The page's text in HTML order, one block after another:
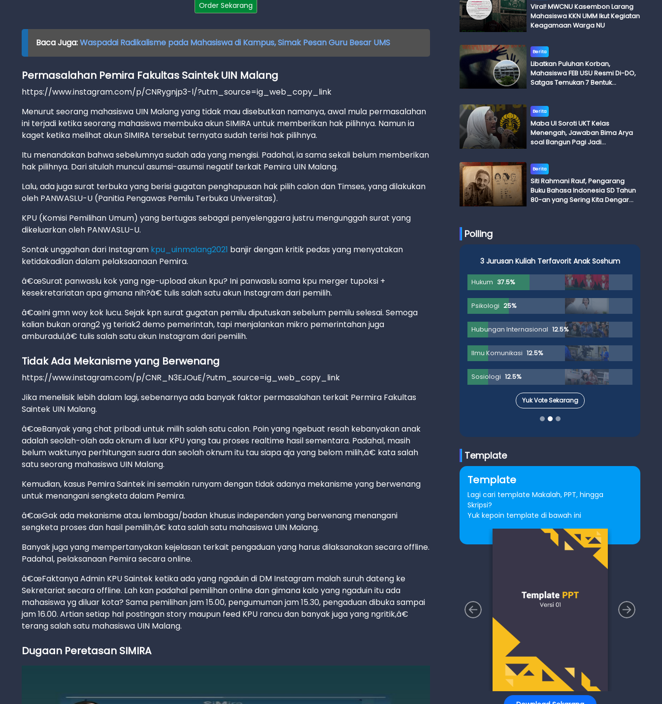
Order Sekarang
Baca Juga:Waspadai Radikalisme pada Mahasiswa di Kampus, Simak Pesan Guru Besar UMS
Permasalahan Pemira Fakultas Saintek UIN Malang
https://www.instagram.com/p/CNRygnjp3-l/?utm_source=ig_web_copy_link
Menurut seorang mahasiswa UIN Malang yang tidak mau disebutkan namanya, awal mula permasalahan
ini terjadi ketika seorang mahasiswa membuka akun SIMIRA untuk memberikan hak pilihnya. Namun ia
kaget ketika melihat akun SIMIRA tersebut ternyata sudah terisi hak pilihnya.
Itu menandakan bahwa sebelumnya sudah ada yang mengisi. Padahal, ia sama sekali belum memberikan
hak pilihnya. Dari situlah muncul asumsi-asumsi negatif terkait Pemira UIN Malang.
Lalu, ada juga surat terbuka yang berisi gugatan penghapusan hak pilih calon dan Timses, yang dilakukan
oleh PANWASLU-U (Panitia Pengawas Pemilu Terbuka Universitas).
KPU (Komisi Pemilihan Umum) yang bertugas sebagai penyelenggara justru mengunggah surat yang
dikeluarkan oleh PANWASLU-U.
Sontak unggahan dari Instagram kpu_uinmalang2021 banjir dengan kritik pedas yang menyatakan
ketidakadilan dalam pelaksaanaan Pemira.
â€œSurat panwaslu kok yang nge-upload akun kpu? Ini panwaslu sama kpu merger tupoksi +
kesekretariatan apa gimana nih?â€ tulis salah satu akun Instagram dari pemilih.
â€œIni gmn woy kok lucu. Sejak kpn surat gugatan pemilu diputuskan sebelum pemilu selesai. Semoga
kalian bukan orang2 yg teriak2 demo pemerintah, tapi menjalankan mikro pemerintahan juga
amburadul,â€ tulis salah satu akun Instagram dari pemilih.
Tidak Ada Mekanisme yang Berwenang
https://www.instagram.com/p/CNR_N3EJOuE/?utm_source=ig_web_copy_link
Jika menelisik lebih dalam lagi, sebenarnya ada banyak faktor permasalahan terkait Permira Fakultas
Saintek UIN Malang.
â€œBanyak yang chat pribadi untuk milih salah satu calon. Poin yang ngebuat resah kebanyakan anak
adalah seolah-olah ada oknum di luar KPU yang tau proses realtime hasil sementara. Padahal, masih
belum waktunya perhitungan suara dan seolah oknum itu tau siapa aja yang belom milih,â€ kata salah
satu seorang mahasiswa UIN Malang.
Kemudian, kasus Pemira Saintek ini semakin runyam dengan tidak adanya mekanisme yang berwenang
untuk menangani sengketa dalam Pemira.
â€œGak ada mekanisme atau lembaga/badan khusus independen yang berwenang menangani
sengketa proses dan hasil pemilih,â€ kata salah satu mahasiswa UIN Malang.
Banyak juga yang mempertanyakan kejelasan terkait pengaduan yang harus dilaksanakan secara offline.
Padahal, pelaksanaan Pemira secara online.
â€œFaktanya Admin KPU Saintek ketika ada yang ngaduin di DM Instagram malah suruh dateng ke
Sekretariat secara offline. Lah kan padahal pemilihan online dan gimana kalo yang ngaduin itu ada
mahasiswa yg diluar kota? Sama pemilihan jam 15.00, pengumuman jam 15.30, pengaduan dibuka sampai
jam 16.00. Artian setiap hal postingan story maupun feed KPU rancu dan banyak juga yang ngritik,â€
terang salah satu mahasiswa UIN Malang.
Dugaan Peretasan SIMIRA
Viral! MWCNU Kasembon Larang
Mahasiswa KKN UMM Ikut Kegiatan
Keagamaan Warga NU
Berita
Libatkan Puluhan Korban,
Mahasiswa FEB USU Resmi Di-DO,
Satgas Temukan 7 Bentuk
Berita
Maba UI Soroti UKT Kelas
Menengah, Jawaban Bima Arya
soal Bangun Pagi Jadi
Berita
Siti Rahmani Rauf, Pengarang
Buku Bahasa Indonesia SD Tahun
80-an yang Sering Kita Dengar
Polling
3 Jurusan Kuliah Terfavorit Anak Soshum
Hukum 37.5%
Psikologi 25%
Hubungan Internasional 12.5%
Ilmu Komunikasi 12.5%
Sosiologi 12.5%
Yuk Vote Sekarang
Template
Template
Lagi cari template Makalah, PPT, hingga
Skripsi?
Yuk kepoin template di bawah ini